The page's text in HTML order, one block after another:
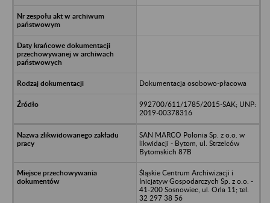
Dokumentacja osobowo-płacowa
992700/611/1785/2015-SAK; UNP:
2019-00378316
SAN MARCO Polonia Sp. z o.o. w
likwidacji - Bytom, ul. Strzelców
Bytomskich 87B
Śląskie Centrum Archiwizacji i
Inicjatyw Gospodarczych Sp. z o.o. -
41-200 Sosnowiec, ul. Orla 11; tel.
32 297 38 56